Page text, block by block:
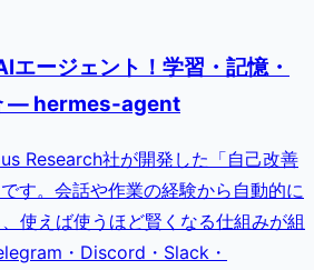
エージェント！学習・記憶・
— hermes-agent
Research社が開発した「自己改善
す。会話や作業の経験から自動的に
使えば使うほど賢くなる仕組みが組
・Discord・Slack・